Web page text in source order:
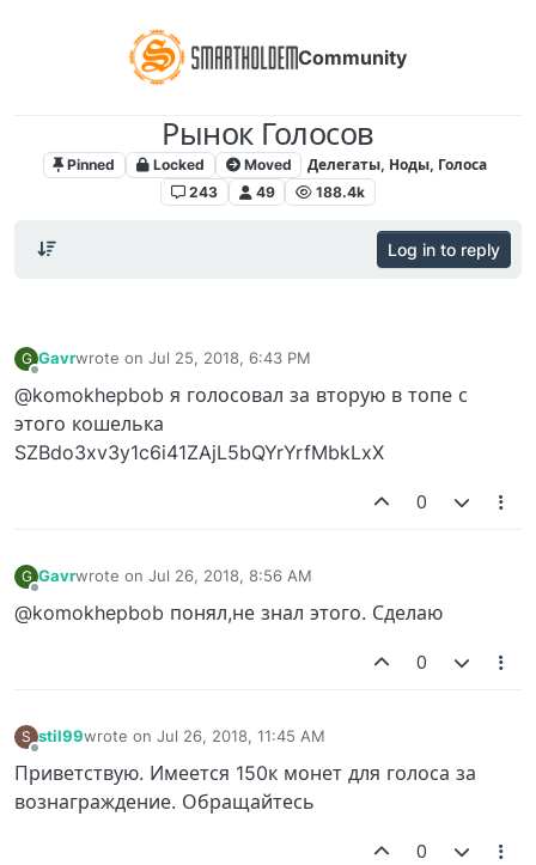
Community
Рынок Голосов
Pinned Locked Moved
Делегаты, Ноды, Голоса
243
49 188.4k
Log in to reply
G Gavrwrote on Jul 25, 2018, 6:43 PM
last edited by
@komokhepbob я голосовал за вторую в топе с
этого кошелька
SZBdo3xv3y1c6i41ZAjL5bQYrYrfMbkLxX
0
G Gavrwrote on Jul 26, 2018, 8:56 AM
last edited by
@komokhepbob понял,не знал этого. Сделаю
0
S stil99wrote on Jul 26, 2018, 11:45 AM
last edited by
Приветствую. Имеется 150к монет для голоса за
вознаграждение. Обращайтесь
0